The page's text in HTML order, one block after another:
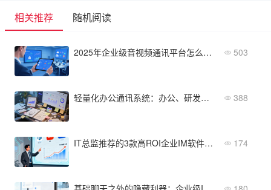
相关推荐 随机阅读
2025年企业级音视频通讯平台怎么选？避坑指南 503
轻量化办公通讯系统：办公、研发、生产场景方案大比拼 388
IT总监推荐的3款高ROI企业IM软件，附落地经验 174